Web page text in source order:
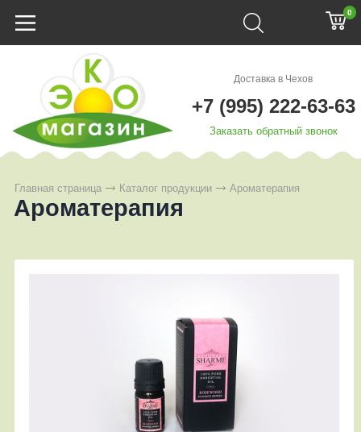
0
Доставка в Чехов
+7 (995) 222-63-63
Заказать обратный звонок
Главная страница Каталог продукции Ароматерапия
Ароматерапия